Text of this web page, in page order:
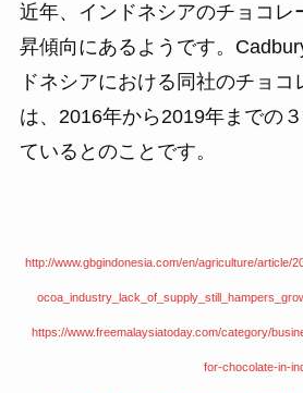
近年、インドネシアのチョコレ
昇傾向にあるようです。
ドネシアにおける同社のチョ
は、2016年から2019年までの
ているとのことです。
http://www.gbgindonesia.com/en/agriculture/article/
ocoa_industry_lack_of_supply_still_hampe
https://www.freemalaysiatoday.com/category/
for-chocolate-in-